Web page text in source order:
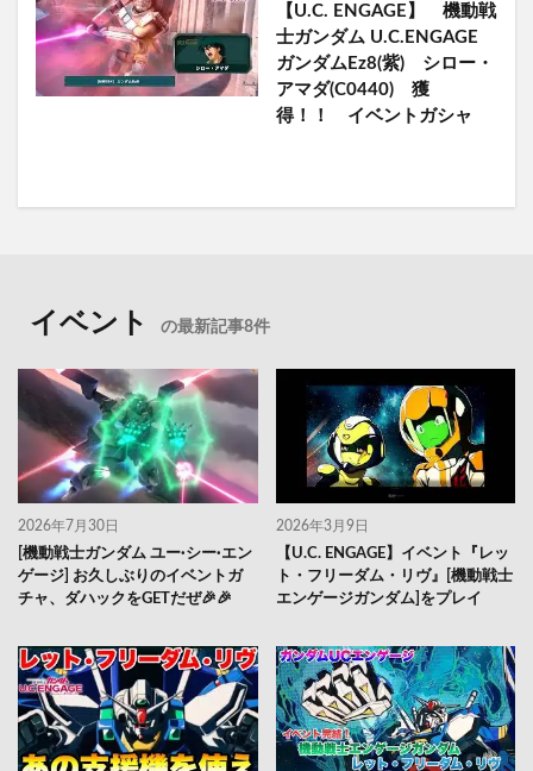
【U.C. ENGAGE】 機動戦
士ガンダム U.C.ENGAGE
ガンダムEz8(紫) シロー・
アマダ(C0440) 獲
得！！ イベントガシャ
イベント の最新記事8件
2026年7月30日
[機動戦士ガンダム ユー·シー·エン
ゲージ] お久しぶりのイベントガ
チャ、ダハックをGETだぜ🎉🎉
2026年3月9日
【U.C. ENGAGE】イベント『レッ
ト・フリーダム・リヴ』[機動戦士
エンゲージガンダム]をプレイ